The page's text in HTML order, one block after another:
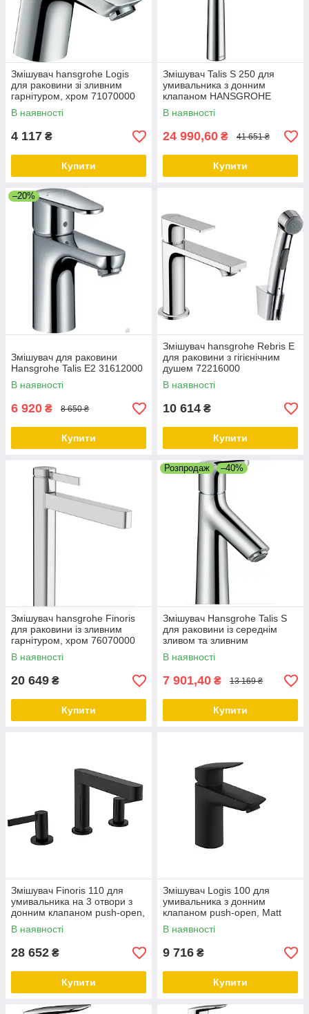
Змішувач hansgrohe Logis
для раковини зі зливним
гарнітуром, хром 71070000
В наявності
4 117 ₴
Купити
Змішувач Talis S 250 для
умивальника з донним
клапаном HANSGROHE
(72115000)
В наявності
24 990,60 ₴ 41 651 ₴
Купити
–20%
Змішувач для раковини
Hansgrohe Talis E2 31612000
В наявності
6 920 ₴ 8 650 ₴
Купити
Змішувач hansgrohe Rebris E
для раковини з гігієнічним
душем 72216000
В наявності
10 614 ₴
Купити
Змішувач hansgrohe Finoris
для раковини із зливним
гарнітуром, хром 76070000
В наявності
20 649 ₴
Купити
Розпродаж –40%
Змішувач Hansgrohe Talis S
для раковини із середнім
зливом та зливним
гарнітуром, хром 72020000
В наявності
7 901,40 ₴ 13 169 ₴
Купити
Змішувач Finoris 110 для
умивальника на 3 отвори з
донним клапаном push-open,
Matt Black (76033670)
В наявності
28 652 ₴
Купити
Змішувач Logis 100 для
умивальника з донним
клапаном push-open, Matt
Black (71107670)
В наявності
9 716 ₴
Купити